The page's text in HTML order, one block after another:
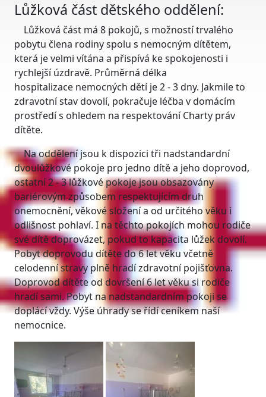
Lůžková část dětského oddělení:
Lůžková část má 8 pokojů, s možností trvalého
pobytu člena rodiny spolu s nemocným dítětem,
která je velmi vítána a přispívá ke spokojenosti i
rychlejší úzdravě. Průměrná délka
hospitalizace nemocných dětí je 2 - 3 dny. Jakmile to
zdravotní stav dovolí, pokračuje léčba v domácím
prostředí s ohledem na respektování Charty práv
dítěte.
Na oddělení jsou k dispozici tři nadstandardní
dvoulůžkové pokoje pro jedno dítě a jeho doprovod,
ostatní 2 - 3 lůžkové pokoje jsou obsazovány
bariérovým způsobem respektujícím druh
onemocnění, věkové složení a od určitého věku i
odlišnost pohlaví. I na těchto pokojích mohou rodiče
své dítě doprovázet, pokud to kapacita lůžek dovolí.
Pobyt doprovodu dítěte do 6 let věku včetně
celodenní stravy plně hradí zdravotní pojišťovna.
Doprovod dítěte od dovršení 6 let věku si rodiče
hradí sami. Pobyt na nadstandardním pokoji se
doplácí vždy. Výše úhrady se řídí ceníkem naší
nemocnice.